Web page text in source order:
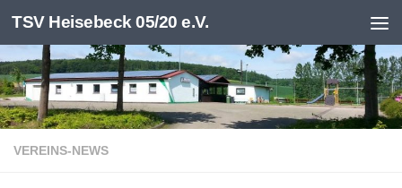
Zum Inhalt springen
TSV Heisebeck 05/20 e.V.
VEREINS-NEWS